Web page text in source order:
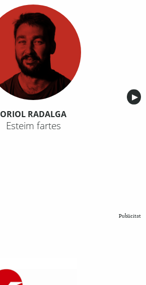
▶︎
ORIOL RADALGA
Esteim fartes
Publicitat